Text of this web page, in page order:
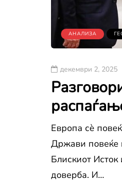
АНАЛИЗА
декември 2, 2025
Европа сè
Држави повеќе
Блискиот Исток
доверба. И…